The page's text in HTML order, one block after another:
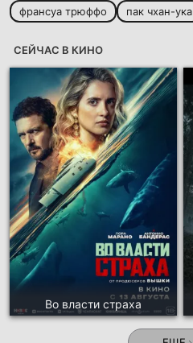
франсуа трюффо
пак чхан-ука
СЕЙЧАС В КИНО
Во власти страха